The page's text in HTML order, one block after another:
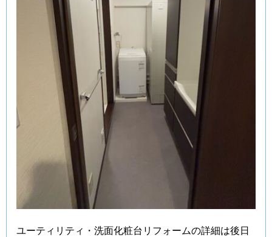
ユーティリティ・洗面化粧台リフォームの詳細は後日